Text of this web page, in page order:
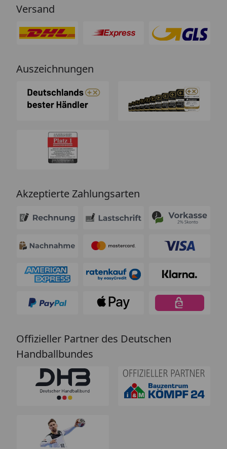
Versand
Auszeichnungen
Akzeptierte Zahlungsarten
Offizieller Partner des Deutschen
Handballbundes